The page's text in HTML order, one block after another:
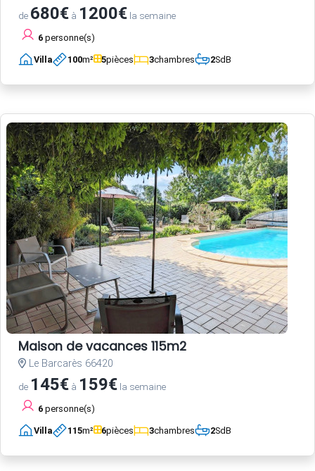
de 680€ à 1200€ la semaine
6 personne(s)
Villa 100m² 5pièces 3chambres 2SdB
Maison de vacances 115m2
Le Barcarès 66420
de 145€ à 159€ la semaine
6 personne(s)
Villa 115m² 6pièces 3chambres 2SdB